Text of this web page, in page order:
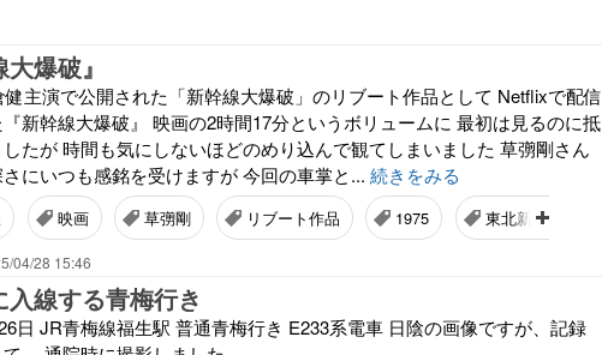
大爆破』
健主演で公開された「新幹線大爆破」のリブート作品として Netflixで配信
新幹線大爆破』 映画の2時間17分というボリュームに 最初は見るのに抵
たが 時間も気にしないほどのめり込んで観てしまいました 草彅剛さん
にいつも感銘を受けますが 今回の車掌と... 続きをみる
映画 草彅剛 リブート作品 1975 東北新幹線
04/28 15:46
入線する青梅行き
日 JR青梅線福生駅 普通青梅行き E233系電車 日陰の画像ですが、記録